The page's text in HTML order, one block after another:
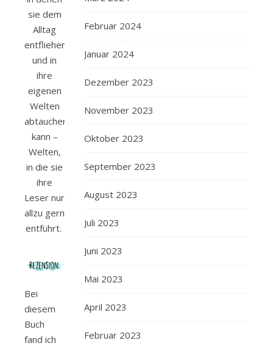
sie dem
Alltag
entfliehen
und in
ihre
eigenen
Welten
abtauchen
kann –
Welten,
in die sie
ihre
Leser nur
allzu gern
entführt.
Bei
diesem
Buch
fand ich
Februar 2024
Januar 2024
Dezember 2023
November 2023
Oktober 2023
September 2023
August 2023
Juli 2023
Juni 2023
Mai 2023
April 2023
Februar 2023